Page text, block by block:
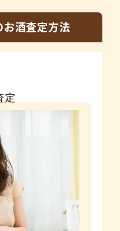
お酒査定方法
定